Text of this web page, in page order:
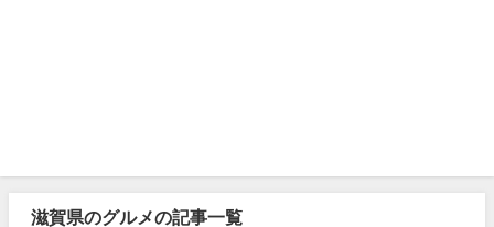
滋賀県のグルメの記事一覧